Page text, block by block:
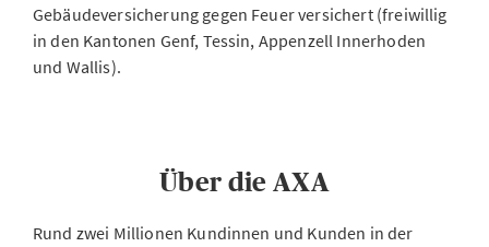
Gebäudeversicherung gegen Feuer versichert (freiwillig
in den Kantonen Genf, Tessin, Appenzell Innerhoden
und Wallis).
Über die AXA
Rund zwei Millionen Kundinnen und Kunden in der